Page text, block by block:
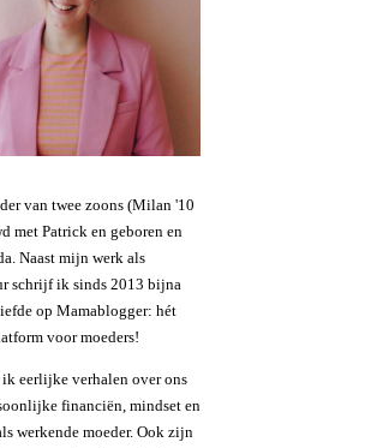
van twee zoons (Milan '10
met Patrick en geboren en
Naast mijn werk als
schrijf ik sinds 2013 bijna
op Mamablogger: hét
voor moeders!
eerlijke verhalen over ons
financiën, mindset en
werkende moeder. Ook zijn